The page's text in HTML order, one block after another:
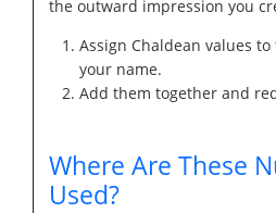
the outward impression you
Assign Chaldean values
your name.
Add them together and
Where Are These
Used?